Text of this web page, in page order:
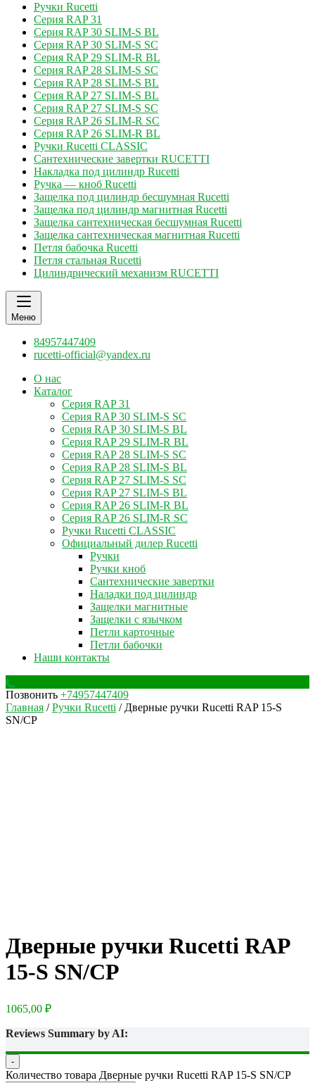
Ручки Rucetti
Серия RAP 31
Серия RAP 30 SLIM-S BL
Серия RAP 30 SLIM-S SC
Серия RAP 29 SLIM-R BL
Серия RAP 28 SLIM-S SC
Серия RAP 28 SLIM-S BL
Серия RAP 27 SLIM-S BL
Серия RAP 27 SLIM-S SC
Серия RAP 26 SLIM-R SC
Серия RAP 26 SLIM-R BL
Ручки Rucetti CLASSIC
Сантехнические завертки RUCETTI
Накладка под цилиндр Rucetti
Ручка — кноб Rucetti
Защелка под цилиндр бесшумная Rucetti
Защелка под цилиндр магнитная Rucetti
Защелка сантехническая бесшумная Rucetti
Защелка сантехническая магнитная Rucetti
Петля бабочка Rucetti
Петля стальная Rucetti
Цилиндрический механизм RUCETTI
Меню
84957447409
rucetti-official@yandex.ru
О нас
Каталог
Серия RAP 31
Серия RAP 30 SLIM-S SC
Серия RAP 30 SLIM-S BL
Серия RAP 29 SLIM-R BL
Серия RAP 28 SLIM-S SC
Серия RAP 28 SLIM-S BL
Серия RAP 27 SLIM-S SC
Серия RAP 27 SLIM-S BL
Серия RAP 26 SLIM-R BL
Серия RAP 26 SLIM-R SC
Ручки Rucetti CLASSIC
Официальный дилер Rucetti
Ручки
Ручки кноб
Сантехнические завертки
Наладки под цилиндр
Защелки магнитные
Защелки с язычком
Петли карточные
Петли бабочки
Наши контакты
Позвонить +74957447409
Главная /Ручки Rucetti / Дверные ручки Rucetti RAP 15-S
SN/CP
Дверные ручки Rucetti RAP
15-S SN/CP
1065,00 ₽
Reviews Summary by AI:
-
Количество товара Дверные ручки Rucetti RAP 15-S SN/CP